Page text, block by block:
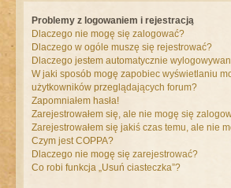
Problemy z logowaniem i rejestracją
Dlaczego nie mogę się zalogować?
Dlaczego w ogóle muszę się rejestrować?
Dlaczego jestem automatycznie
W jaki sposób mogę zapobiec wyświetlaniu
użytkowników przeglądających forum?
Zapomniałem hasła!
Zarejestrowałem się, ale nie mogę się
Zarejestrowałem się jakiś czas temu, ale nie
Czym jest COPPA?
Dlaczego nie mogę się zarejestrować?
Co robi funkcja „Usuń ciasteczka”?